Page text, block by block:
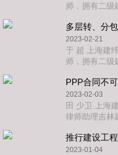
师，拥有二级
私企的常年法
各类合同纠纷
2023-02-21
于 超 上海建
师，拥有二级
私企的常年法
各类合同纠纷
PPP合同不
2023-02-03
田 少卫 上海
律师助理吉林
就职于中建、
《人民
推行建设工
2023-01-04